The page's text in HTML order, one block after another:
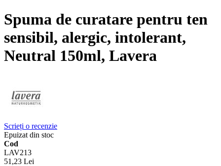
Spuma de curatare pentru ten
sensibil, alergic, intolerant,
Neutral 150ml, Lavera
Scrieți o recenzie
Epuizat din stoc
Cod
LAV213
51,23 Lei